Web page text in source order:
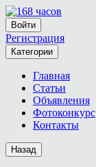
Войти
Регистрация
Категории
Главная
Статьи
Объявления
Фотоконкурс
Контакты
Назад